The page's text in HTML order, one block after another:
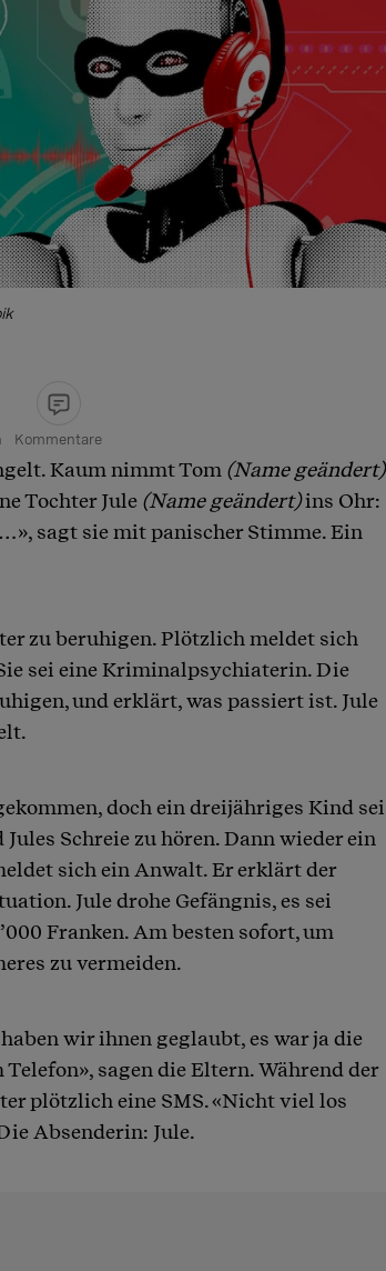
Kommentare
Kaum nimmt Tom (Name geändert)
Tochter Jule (Name geändert)ins Ohr:
sagt sie mit panischer Stimme. Ein
zu beruhigen. Plötzlich meldet sich
sei eine Kriminalpsychiaterin. Die
und erklärt, was passiert ist. Jule
doch ein dreijähriges Kind sei
Schreie zu hören. Dann wieder ein
sich ein Anwalt. Er erklärt der
Jule drohe Gefängnis, es sei
Franken. Am besten sofort, um
zu vermeiden.
wir ihnen geglaubt, es war ja die
sagen die Eltern. Während der
plötzlich eine SMS. «Nicht viel los
Absenderin: Jule.